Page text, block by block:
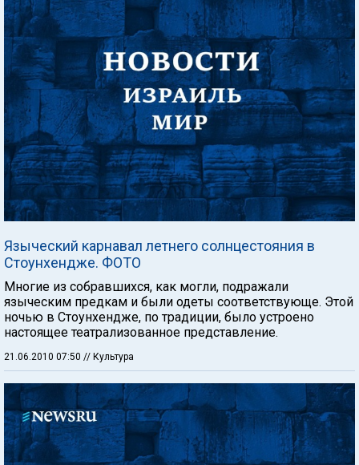
Языческий карнавал летнего солнцестояния в
Стоунхендже. ФОТО
Многие из собравшихся, как могли, подражали
языческим предкам и были одеты соответствующе. Этой
ночью в Стоунхендже, по традиции, было устроено
настоящее театрализованное представление.
21.06.2010 07:50 // Культура